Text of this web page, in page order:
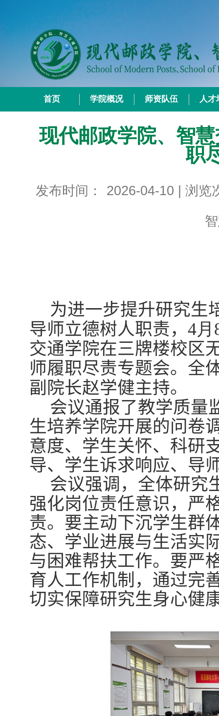
首页 学院概况 师资队伍 人才
现代邮政学院、智
职
发布时间： 2026-04-10 | 浏览
为进一步提升研究生
导师立德树人职责， 4月
交通学院在三牌楼校区
师履职尽责专题会。全
副院长赵学健主持。
会议通报了教学质量
生培养学院开展的问卷
意度、学生关怀、科研
导、学生诉求响应、导
会议强调 ，全体研究
强化岗位责任意识，严
责。要主动下沉学生群
态、学业进展与生活实
与困难帮扶工作。要严
育人工作机制，通过完
切实保障研究生身心健